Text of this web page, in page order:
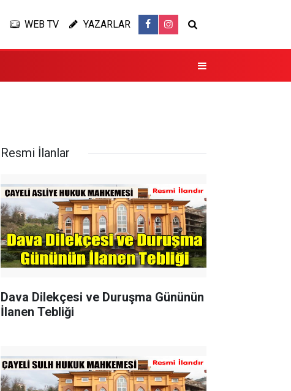
WEB TV YAZARLAR
Resmi İlanlar
Dava Dilekçesi ve Duruşma Gününün
İlanen Tebliği